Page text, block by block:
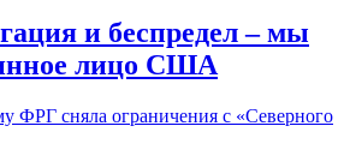
и беспредел – мы
лицо США